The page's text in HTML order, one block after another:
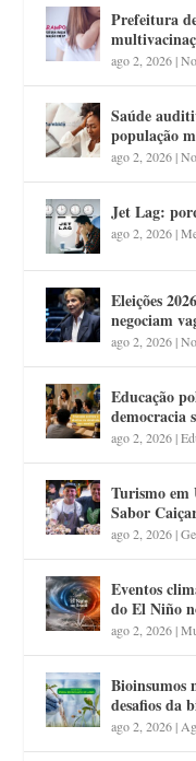
Prefeitura
ago 2, 2026|
Saúde
população
ago 2, 2026|
Jet Lag:
ago 2, 2026|
Eleições
negociam
ago 2, 2026|
Educação
democracia
ago 2, 2026|
Turismo em
Sabor
ago 2, 2026|
Eventos
do El Niño
ago 2, 2026|
Bioinsumos
desafios da
ago 2, 2026|